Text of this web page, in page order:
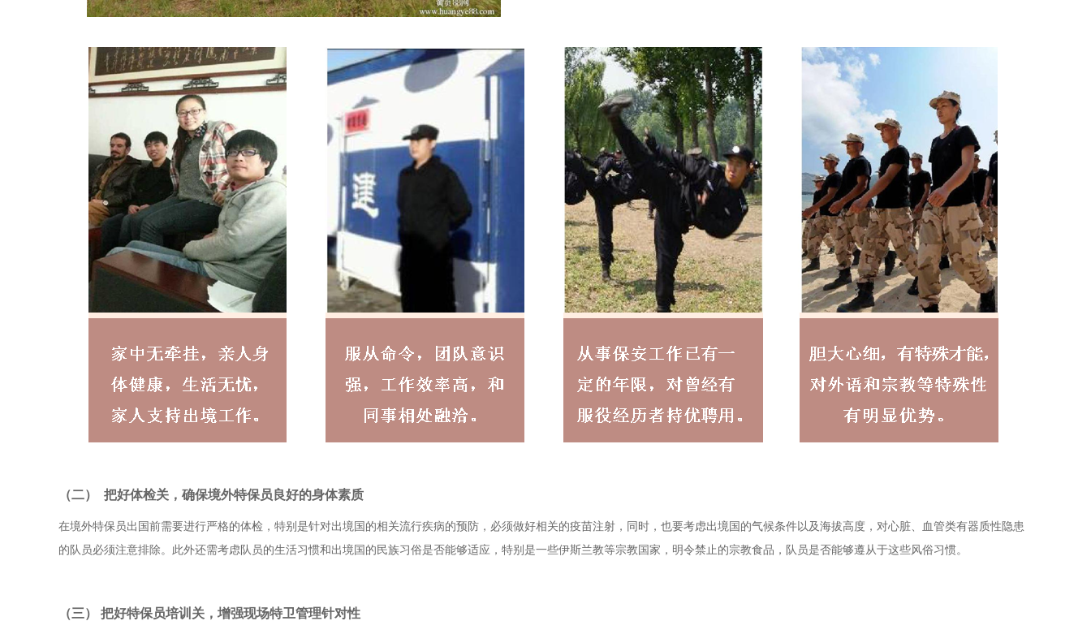
（二） 把好体检关，确保境外特保员良好的身体素质
在境外特保员出国前需要进行严格的体检，特别是针对出境国的相关流行疾病的预防，必须做好相关的疫苗注射， 同时，也要考虑出境国的气候条件以及海拔高度，对心脏、血管类有器质性隐患
的队员必须注意排除。此外还需考虑队员的生活习惯和出境国的民族习俗是否能够适应，特别是一些伊斯兰教等宗教国家，明令禁止的宗教食品，队员是否能够遵从于这些风俗习惯。
（三） 把好特保员培训关，增强现场特卫管理针对性